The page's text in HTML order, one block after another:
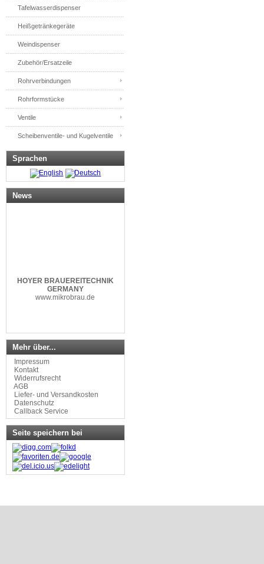
Tafelwasserdispenser
Heißgetränkegeräte
Weindispenser
Zubehör/Ersatzeile
Rohrverbindungen
Rohrformstücke
Ventile
Scheibenventile- und Kugelventile
Sprachen
News
HOYER BRAUEREITECHNIK
GERMANY
www.mikrobrau.de
Mehr über...
Impressum
Kontakt
Widerrufsrecht
AGB
Liefer- und Versandkosten
Datenschutz
Callback Service
Seite speichern bei